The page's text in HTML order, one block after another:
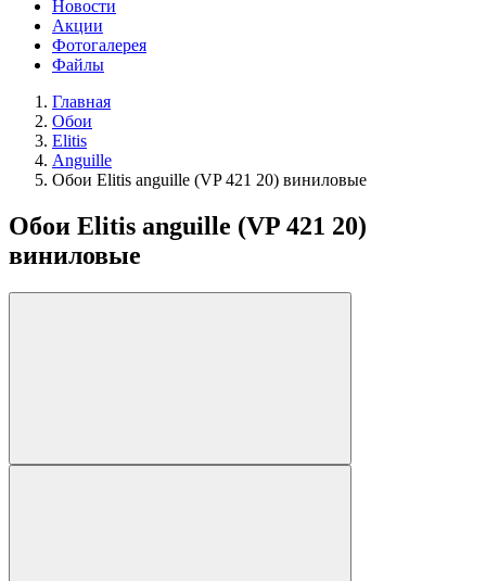
Новости
Акции
Фотогалерея
Файлы
Главная
Обои
Elitis
Anguille
Обои Elitis anguille (VP 421 20) виниловые
Обои Elitis anguille (VP 421 20)
виниловые